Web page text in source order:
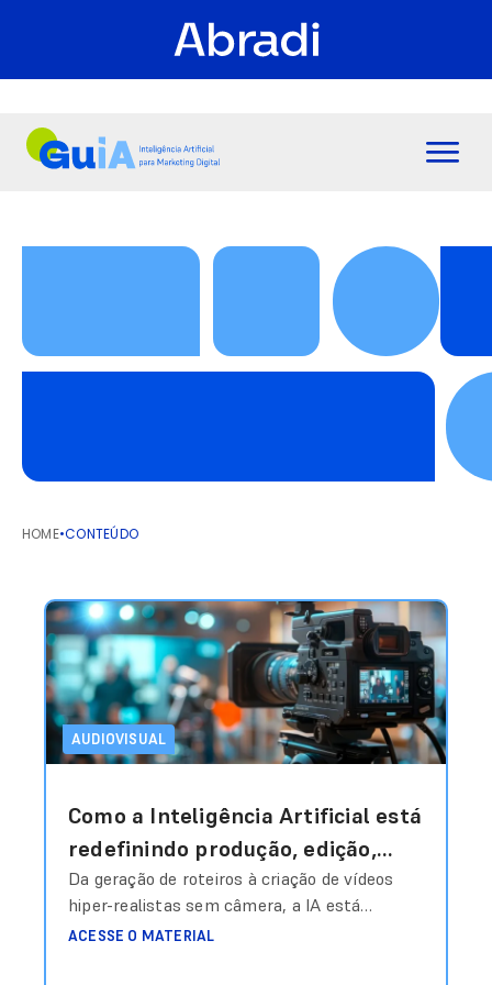
HOME•CONTEÚDO
AUDIOVISUAL
Como a Inteligência Artificial está
redefinindo produção, edição,
personalização e escala em vídeo
e áudio?
Da geração de roteiros à criação de vídeos
hiper-realistas sem câmera, a IA está
transformando o audiovisual em um sistema
ACESSE O MATERIAL